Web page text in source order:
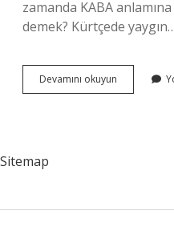
zamanda KABA
demek? Kürtçede
Devamını okuyun
Zu
Sitemap